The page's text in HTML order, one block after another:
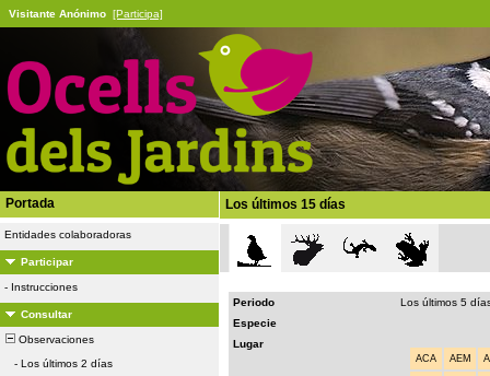
Visitante Anónimo [Participa]
Portada
Entidades colaboradoras
Participar
- Instrucciones
Consultar
Observaciones
- Los últimos 2 días
Los últimos 15 días
Periodo
Los últimos 5
Especie
Lugar
ACA AEM